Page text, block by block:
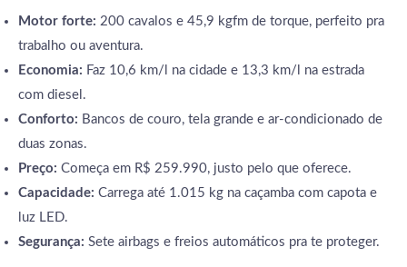
Motor forte: 200 cavalos e 45,9 kgfm de torque, perfeito pra
trabalho ou aventura.
Economia: Faz 10,6 km/l na cidade e 13,3 km/l na estrada
com diesel.
Conforto: Bancos de couro, tela grande e ar-condicionado de
duas zonas.
Preço: Começa em R$ 259.990, justo pelo que oferece.
Capacidade: Carrega até 1.015 kg na caçamba com capota e
luz LED.
Segurança: Sete airbags e freios automáticos pra te proteger.